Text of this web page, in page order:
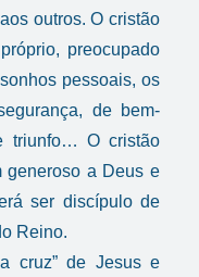
outros. O cristão
preocupado
pessoais, os
de bem-
triunfo… O cristão
generoso a Deus e
ser discípulo de
Reino.
cruz” de Jesus e